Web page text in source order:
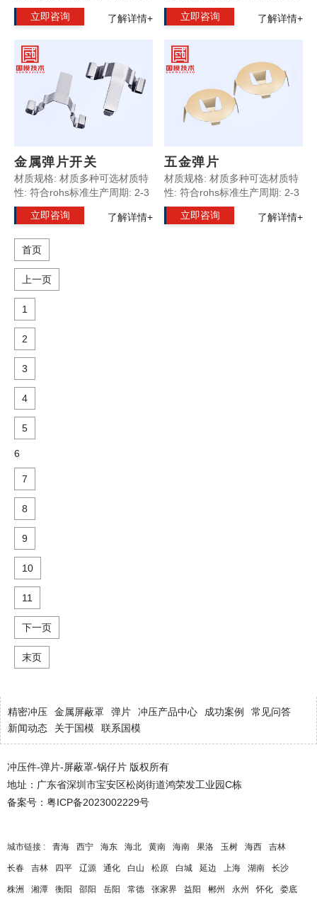
天产品优势: 外观精致光滑产品
规格: 按照客户要求定制温馨提
立即咨询 了解详情+
天产品优势: 外观精致光滑产品
规格: 按照客户要求定制温馨提
立即咨询 了解详情+
金属弹片开关
材质规格: 材质多种可选材质特
性: 符合rohs标准生产周期: 2-3
天产品优势: 外观精致光滑产品
规格: 按照客户要求定制温馨提
立即咨询 了解详情+
五金弹片
材质规格: 材质多种可选材质特
性: 符合rohs标准生产周期: 2-3
天产品优势: 外观精致光滑产品
规格: 按照客户要求定制温馨提
立即咨询 了解详情+
首页
上一页
1
2
3
4
5
6
7
8
9
10
11
下一页
末页
精密冲压 金属屏蔽罩 弹片 冲压产品中心 成功案例
常见问答
新闻动态
关于国模 联系国模
冲压件-弹片-屏蔽罩-锅仔片 版权所有
地址：广东省深圳市宝安区松岗街道鸿荣发工业园C栋
备案号： 粤ICP备2023002229号
城市链接 : 青海 西宁 海东 海北 黄南 海南 果洛 玉树 海西 吉林
长春 吉林 四平 辽源 通化 白山 松原 白城 延边 上海 湖南 长沙
株洲 湘潭 衡阳 邵阳 岳阳 常德 张家界 益阳 郴州 永州 怀化 娄底